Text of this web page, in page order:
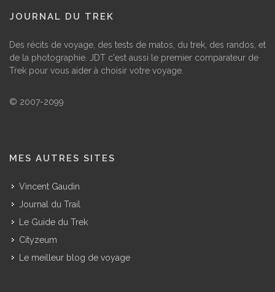
JOURNAL DU TREK
Des récits de voyage, des tests de matos, du trek, des randos, et
de la photographie. JDT c'est aussi le premier comparateur de
Trek pour vous aider à choisir votre voyage.
© 2007-2099
MES AUTRES SITES
Vincent Gaudin
Journal du Trail
Le Guide du Trek
Cityzeum
Le meilleur blog de voyage